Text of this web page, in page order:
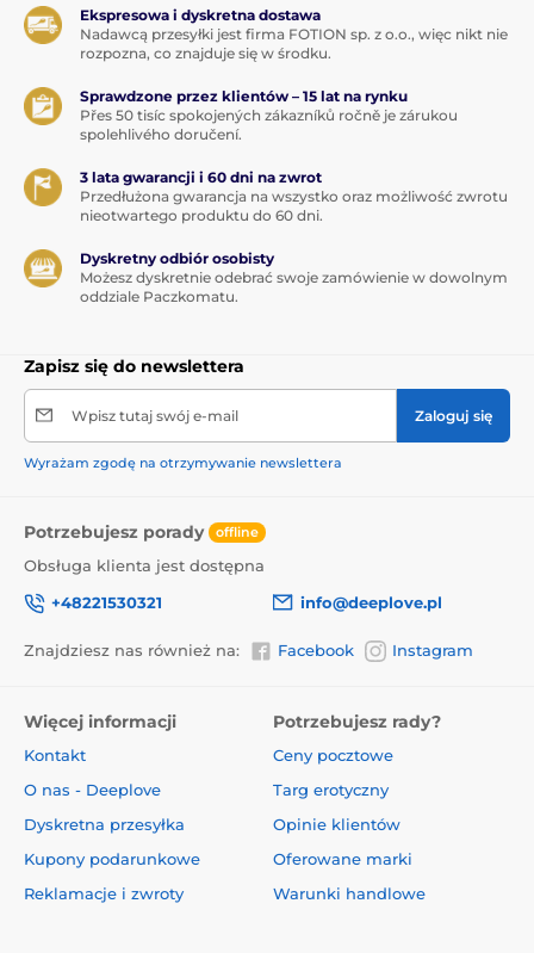
Ekspresowa i dyskretna dostawa
Nadawcą przesyłki jest firma FOTION sp. z o.o., więc nikt nie
rozpozna, co znajduje się w środku.
Sprawdzone przez klientów – 15 lat na rynku
Přes 50 tisíc spokojených zákazníků ročně je zárukou
spolehlivého doručení.
3 lata gwarancji i 60 dni na zwrot
Przedłużona gwarancja na wszystko oraz możliwość zwrotu
nieotwartego produktu do 60 dni.
Dyskretny odbiór osobisty
Możesz dyskretnie odebrać swoje zamówienie w dowolnym
oddziale Paczkomatu.
Zapisz się do newslettera
Wpisz tutaj swój e-mail Zaloguj się
Wyrażam zgodę na otrzymywanie newslettera
Potrzebujesz porady offline
Obsługa klienta jest dostępna
+48221530321
info@deeplove.pl
Znajdziesz nas również na: Facebook Instagram
Więcej informacji
Kontakt
O nas - Deeplove
Dyskretna przesyłka
Kupony podarunkowe
Reklamacje i zwroty
Potrzebujesz rady?
Ceny pocztowe
Targ erotyczny
Opinie klientów
Oferowane marki
Warunki handlowe